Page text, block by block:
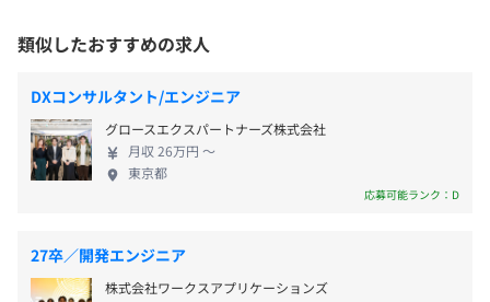
特にコンピテンシー評価では、求める人材像を明確に定義
ことで、納得感の高い制度となっております。
屋内原則禁煙（喫煙室あり）
新宿駅、西新宿駅、新宿西口駅、西武新宿駅
いずれも徒歩10分圏内
・年間休日130日（2026年度）
※内訳：所定休日123日、夏季休暇3日、年末年始休暇4日
・有給休暇（年間10～22日）
・特別休暇（慶弔、赴任、妻出産、リフレッシュ）
■研修部門「TMJユニバーシティ」による研修
ビジネス基礎 ／ ヒアリング強化研修 ／ 1on1のすすめ
方
ネゴシエーション研修 ／ ファシリテーション研修 ／ な
ど
達成型）
プロジェクト管理研修 ／ IEによるマネジメント研修 ／
にも注力。ますます事業フィールドを拡大させてお
り、現在は人材ポートフォリオの変革（人員拡大）
に取り組んでいます。 クライアントのビジネスは多
岐にわたり、かつ変化していきます。クライアントの
期待を大きく上回り、驚きと感動を提供し続けてい
くためには、わたしたち自身が劇的な変化、進化を
遂げていかなければなりません。そのためにTMJで
「人＝学習と成長」という3つの要素に基づくビジネ
ス展開と会社の環境整備を積極的に推進しています。
クライアントの企業競争力を高め、オペレータの負
類似したおすすめの求人
DXコンサルタント/エンジニア
グロースエクスパートナーズ株式会社
月収 26万円 〜
東京都
応募可能ランク：D
27卒／開発エンジニア
株式会社ワークスアプリケーションズ